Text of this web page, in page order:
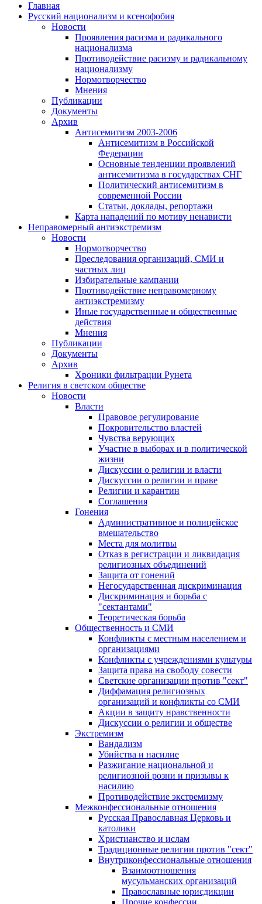
Главная
Русский национализм и ксенофобия
Новости
Проявления расизма и радикального
национализма
Противодействие расизму и радикальному
национализму
Нормотворчество
Мнения
Публикации
Документы
Архив
Антисемитизм 2003-2006
Антисемитизм в Российской
Федерации
Основные тенденции проявлений
антисемитизма в государствах СНГ
Политический антисемитизм в
современной России
Статьи, доклады, репортажи
Карта нападений по мотиву ненависти
Неправомерный антиэкстремизм
Новости
Нормотворчество
Преследования организаций, СМИ и
частных лиц
Избирательные кампании
Противодействие неправомерному
антиэкстремизму
Иные государственные и общественные
действия
Мнения
Публикации
Документы
Архив
Хроники фильтрации Рунета
Религия в светском обществе
Новости
Власти
Правовое регулирование
Покровительство властей
Чувства верующих
Участие в выборах и в политической
жизни
Дискуссии о религии и власти
Дискуссии о религии и праве
Религии и карантин
Соглашения
Гонения
Административное и полицейское
вмешательство
Места для молитвы
Отказ в регистрации и ликвидация
религиозных объединений
Защита от гонений
Негосударственная дискриминация
Дискриминация и борьба с
"сектантами"
Теоретическая борьба
Общественность и СМИ
Конфликты с местным населением и
организациями
Конфликты с учреждениями культуры
Защита права на свободу совести
Светские организации против "сект"
Диффамация религиозных
организаций и конфликты со СМИ
Акции в защиту нравственности
Дискуссии о религии и обществе
Экстремизм
Вандализм
Убийства и насилие
Разжигание национальной и
религиозной розни и призывы к
насилию
Противодействие экстремизму
Межконфессиональные отношения
Русская Православная Церковь и
католики
Христианство и ислам
Традиционные религии против "сект"
Внутриконфессиональные отношения
Взаимоотношения
мусульманских организаций
Православные юрисдикции